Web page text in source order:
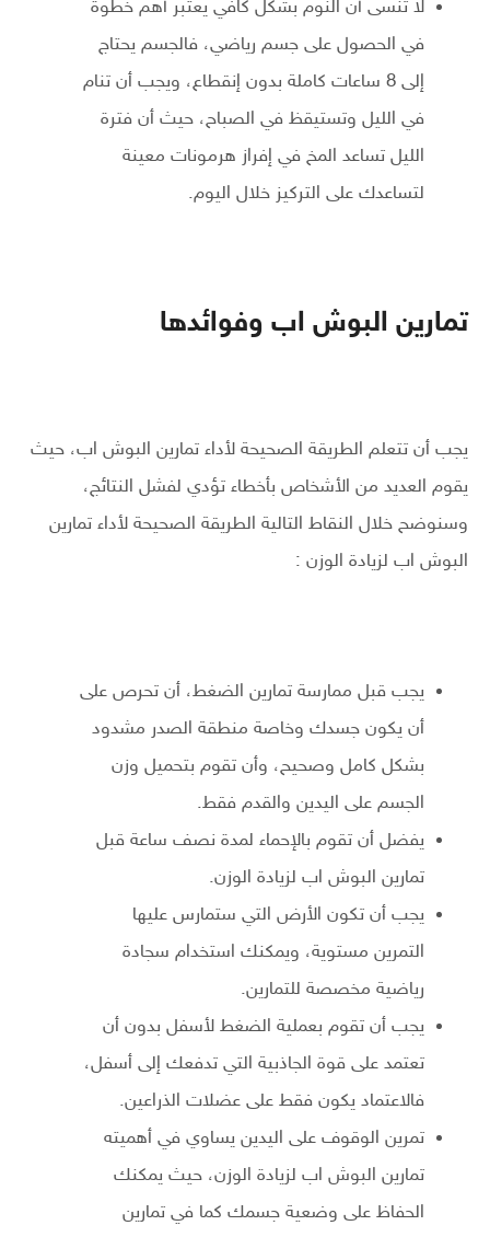
لا تنسى أن النوم بشكل كافي يعتبر أهم خطوة
في الحصول على جسم رياضي، فالجسم يحتاج
إلى 8 ساعات كاملة بدون إنقطاع، ويجب أن تنام
في الليل وتستيقظ في الصباح، حيث أن فترة
الليل تساعد المخ في إفراز هرمونات معينة
لتساعدك على التركيز خلال اليوم.
تمارين البوش اب وفوائدها
يجب أن تتعلم الطريقة الصحيحة لأداء تمارين البوش اب، حيث
يقوم العديد من الأشخاص بأخطاء تؤدي لفشل النتائج،
وسنوضح خلال النقاط التالية الطريقة الصحيحة لأداء تمارين
البوش اب لزيادة الوزن :
يجب قبل ممارسة تمارين الضغط، أن تحرص على
أن يكون جسدك وخاصة منطقة الصدر مشدود
بشكل كامل وصحيح، وأن تقوم بتحميل وزن
الجسم على اليدين والقدم فقط.
يفضل أن تقوم بالإحماء لمدة نصف ساعة قبل
تمارين البوش اب لزيادة الوزن.
يجب أن تكون الأرض التي ستمارس عليها
التمرين مستوية، ويمكنك استخدام سجادة
رياضية مخصصة للتمارين.
يجب أن تقوم بعملية الضغط لأسفل بدون أن
تعتمد على قوة الجاذبية التي تدفعك إلى أسفل،
فالاعتماد يكون فقط على عضلات الذراعين.
تمرين الوقوف على اليدين يساوي في أهميته
تمارين البوش اب لزيادة الوزن، حيث يمكنك
الحفاظ على وضعية جسمك كما في تمارين